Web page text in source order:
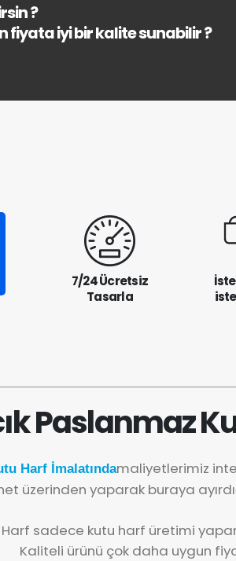
?
fiyata iyi bir kalite sunabilir ?
7/24 Ücretsiz
Tasarla
Paslanmaz
Harf İmalatındamaliyetlerimiz
üzerinden yaparak buraya
Harf sadece kutu harf üretimi
Kaliteli ürünü çok daha uygun